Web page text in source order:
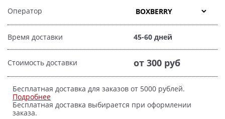
Оператор
Время доставки 45-60 дней
Стоимость доставки от 300 руб
Бесплатная доставка для заказов от 5000 рублей.
Подробнее
Бесплатная доставка выбирается при оформлении
заказа.